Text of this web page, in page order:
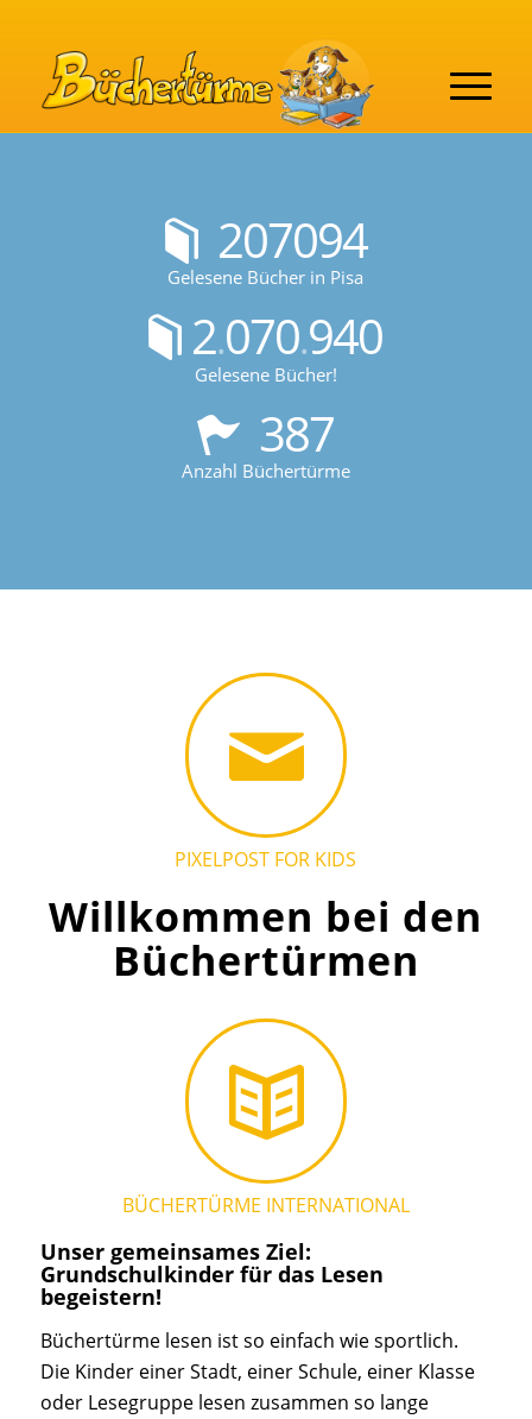
207094
Gelesene Bücher in Pisa
2.070.940
Gelesene Bücher!
387
Anzahl Büchertürme
PIXELPOST FOR KIDS
Willkommen bei den
Büchertürmen
BÜCHERTÜRME INTERNATIONAL
Unser gemeinsames Ziel:
Grundschulkinder für das Lesen
begeistern!
Büchertürme lesen ist so einfach wie sportlich.
Die Kinder einer Stadt, einer Schule, einer Klasse
oder Lesegruppe lesen zusammen so lange